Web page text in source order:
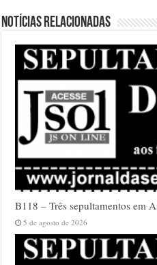
Notícias relacionadas
B118 – Três sepultamentos em
5 de agosto de 2026